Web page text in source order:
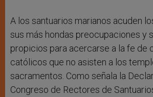
A los santuarios marianos acuden
sus más hondas preocupaciones y
propicios para acercarse a la fe de
católicos que no asisten a los
sacramentos. Como señala la
Congreso de Rectores de